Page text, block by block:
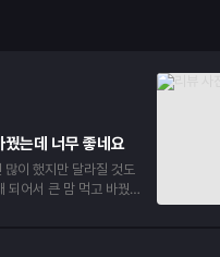
는데 너무 좋네요
많이 했지만 달라질 것도
되어서 큰 맘 먹고 바꿨는